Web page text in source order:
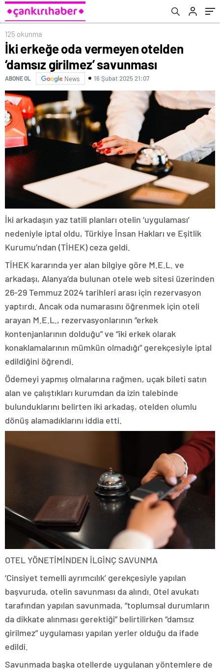
125 okunma
İki erkeğe oda vermeyen otelden
‘damsız girilmez’ savunması
ABONE OL News 16 Şubat 2025 21:07
İki arkadaşın yaz tatili planları otelin ‘uygulaması’
nedeniyle iptal oldu, Türkiye İnsan Hakları ve Eşitlik
Kurumu’ndan (TİHEK) ceza geldi.
TİHEK kararında yer alan bilgiye göre M.E.L. ve
arkadaşı, Alanya’da bulunan otele web sitesi üzerinden
26-29 Temmuz 2024 tarihleri arası için rezervasyon
yaptırdı. Ancak oda numarasını öğrenmek için oteli
arayan M.E.L., rezervasyonlarının “erkek
kontenjanlarının dolduğu” ve “iki erkek olarak
konaklamalarının mümkün olmadığı” gerekçesiyle iptal
edildiğini öğrendi.
Ödemeyi yapmış olmalarına rağmen, uçak bileti satın
alan ve çalıştıkları kurumdan da izin talebinde
bulunduklarını belirten iki arkadaş, otelden olumlu
dönüş alamadıklarını iddia etti.
OTEL YÖNETİMİNDEN İLGİNÇ SAVUNMA
‘Cinsiyet temelli ayrımcılık’ gerekçesiyle yapılan
başvuruda, otelin savunması da alındı. Otel avukatı
tarafından yapılan savunmada, “toplumsal durumların
da dikkate alınması gerektiği” belirtilirken “damsız
girilmez” uygulaması yapılan yerler olduğu da ifade
edildi.
Savunmada başka otellerde uygulanan yöntemlere de